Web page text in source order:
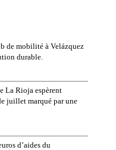
de mobilité à Velázquez
durable.
La Rioja espèrent
juillet marqué par une
d’aides du